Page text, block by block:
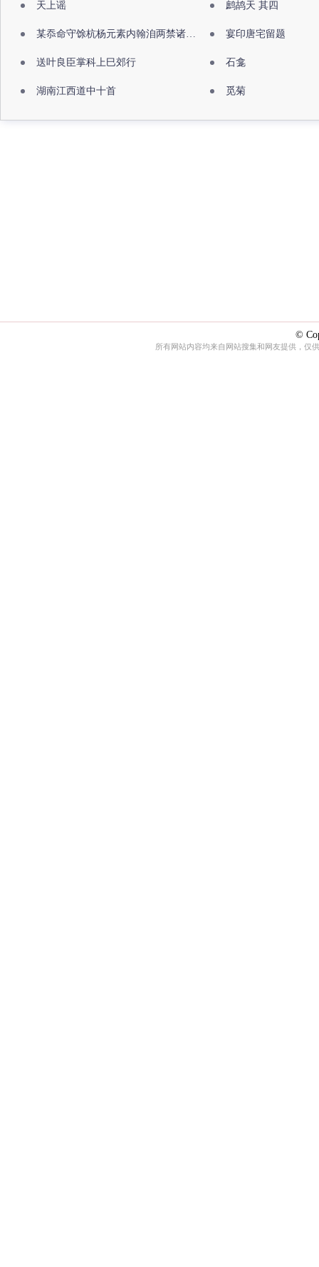
天上谣 鹧鸪天 其四
某忝命守馀杭杨元素内翰洎两禁诸公出祖佛寺 宴印唐宅留题
送叶良臣掌科上巳郊行 石龛
湖南江西道中十首 觅菊
©
所有网站内容均来自网站搜集和网友提供，仅